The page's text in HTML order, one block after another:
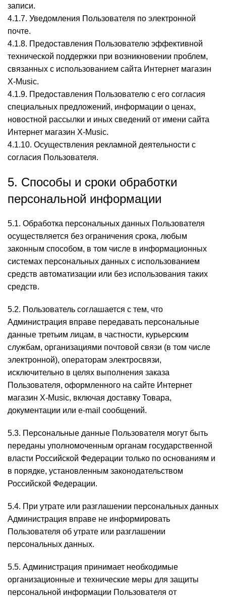
записи.
4.1.7. Уведомления Пользователя по электронной
почте.
4.1.8. Предоставления Пользователю эффективной
технической поддержки при возникновении проблем,
связанных с использованием сайта Интернет магазин
X-Music.
4.1.9. Предоставления Пользователю с его согласия
специальных предложений, информации о ценах,
новостной рассылки и иных сведений от имени сайта
Интернет магазин X-Music.
4.1.10. Осуществления рекламной деятельности с
согласия Пользователя.
5. Способы и сроки обработки
персональной информации
5.1. Обработка персональных данных Пользователя
осуществляется без ограничения срока, любым
законным способом, в том числе в информационных
системах персональных данных с использованием
средств автоматизации или без использования таких
средств.
5.2. Пользователь соглашается с тем, что
Администрация вправе передавать персональные
данные третьим лицам, в частности, курьерским
службам, организациями почтовой связи (в том числе
электронной), операторам электросвязи,
исключительно в целях выполнения заказа
Пользователя, оформленного на сайте Интернет
магазин X-Music, включая доставку Товара,
документации или e-mail сообщений.
5.3. Персональные данные Пользователя могут быть
переданы уполномоченным органам государственной
власти Российской Федерации только по основаниям и
в порядке, установленным законодательством
Российской Федерации.
5.4. При утрате или разглашении персональных данных
Администрация вправе не информировать
Пользователя об утрате или разглашении
персональных данных.
5.5. Администрация принимает необходимые
организационные и технические меры для защиты
персональной информации Пользователя от